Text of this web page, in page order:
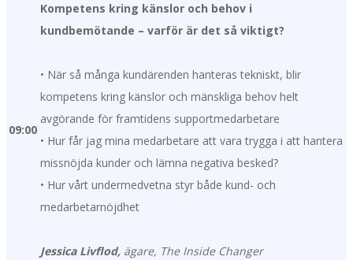
09:00
Kompetens kring känslor och behov i
kundbemötande – varför är det så viktigt?
• När så många kundärenden hanteras tekniskt, blir
kompetens kring känslor och mänskliga behov helt
avgörande för framtidens supportmedarbetare
• Hur får jag mina medarbetare att vara trygga i att hantera
missnöjda kunder och lämna negativa besked?
• Hur vårt undermedvetna styr både kund- och
medarbetarnöjdhet
Jessica Livflod, ägare, The Inside Changer